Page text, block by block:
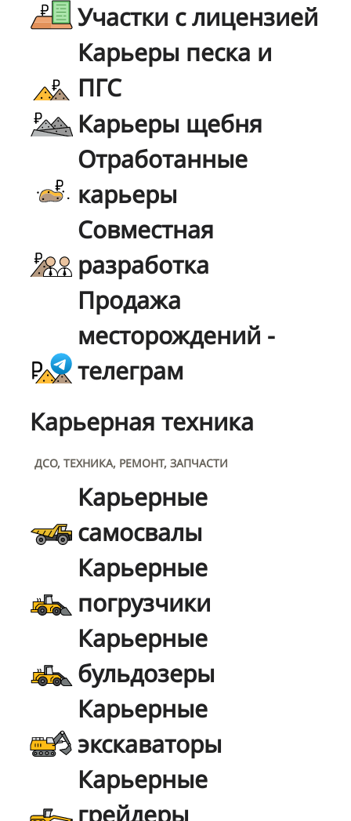
Участки с лицензией
Карьеры песка и
ПГС
Карьеры щебня
Отработанные
карьеры
Совместная
разработка
Продажа
месторождений -
телеграм
Карьерная техника
ДСО, ТЕХНИКА, РЕМОНТ, ЗАПЧАСТИ
Карьерные
самосвалы
Карьерные
погрузчики
Карьерные
бульдозеры
Карьерные
экскаваторы
Карьерные
грейдеры